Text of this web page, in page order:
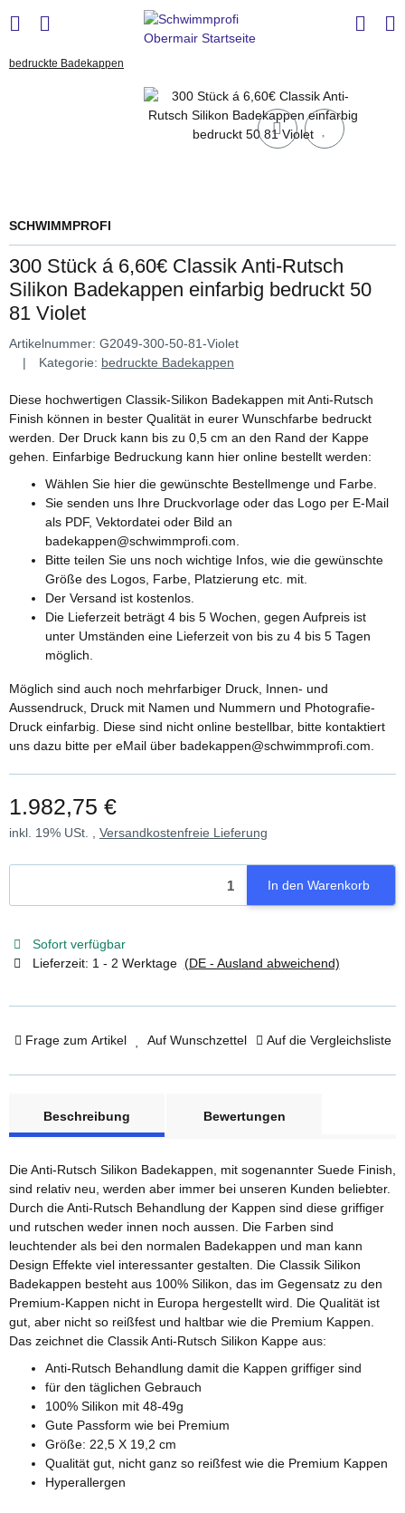
bedruckte Badekappen
SCHWIMMPROFI
300 Stück á 6,60€ Classik Anti-Rutsch
Silikon Badekappen einfarbig bedruckt 50
81 Violet
Artikelnummer: G2049-300-50-81-Violet
Kategorie: bedruckte Badekappen
Diese hochwertigen Classik-Silikon Badekappen mit Anti-Rutsch
Finish können in bester Qualität in eurer Wunschfarbe bedruckt
werden. Der Druck kann bis zu 0,5 cm an den Rand der Kappe
gehen. Einfarbige Bedruckung kann hier online bestellt werden:
Wählen Sie hier die gewünschte Bestellmenge und Farbe.
Sie senden uns Ihre Druckvorlage oder das Logo per E-Mail
als PDF, Vektordatei oder Bild an
badekappen@schwimmprofi.com.
Bitte teilen Sie uns noch wichtige Infos, wie die gewünschte
Größe des Logos, Farbe, Platzierung etc. mit.
Der Versand ist kostenlos.
Die Lieferzeit beträgt 4 bis 5 Wochen, gegen Aufpreis ist
unter Umständen eine Lieferzeit von bis zu 4 bis 5 Tagen
möglich.
Möglich sind auch noch mehrfarbiger Druck, Innen- und
Aussendruck, Druck mit Namen und Nummern und Photografie-
Druck einfarbig. Diese sind nicht online bestellbar, bitte kontaktiert
uns dazu bitte per eMail über badekappen@schwimmprofi.com.
1.982,75 €
inkl. 19% USt. , Versandkostenfreie Lieferung
In den Warenkorb
Sofort verfügbar
Lieferzeit: 1 - 2 Werktage (DE - Ausland abweichend)
Frage zum Artikel Auf Wunschzettel Auf die Vergleichsliste
Beschreibung
Bewertungen
Die Anti-Rutsch Silikon Badekappen, mit sogenannter Suede Finish,
sind relativ neu, werden aber immer bei unseren Kunden beliebter.
Durch die Anti-Rutsch Behandlung der Kappen sind diese griffiger
und rutschen weder innen noch aussen. Die Farben sind
leuchtender als bei den normalen Badekappen und man kann
Design Effekte viel interessanter gestalten. Die Classik Silikon
Badekappen besteht aus 100% Silikon, das im Gegensatz zu den
Premium-Kappen nicht in Europa hergestellt wird. Die Qualität ist
gut, aber nicht so reißfest und haltbar wie die Premium Kappen.
Das zeichnet die Classik Anti-Rutsch Silikon Kappe aus:
Anti-Rutsch Behandlung damit die Kappen griffiger sind
für den täglichen Gebrauch
100% Silikon mit 48-49g
Gute Passform wie bei Premium
Größe: 22,5 X 19,2 cm
Qualität gut, nicht ganz so reißfest wie die Premium Kappen
Hyperallergen